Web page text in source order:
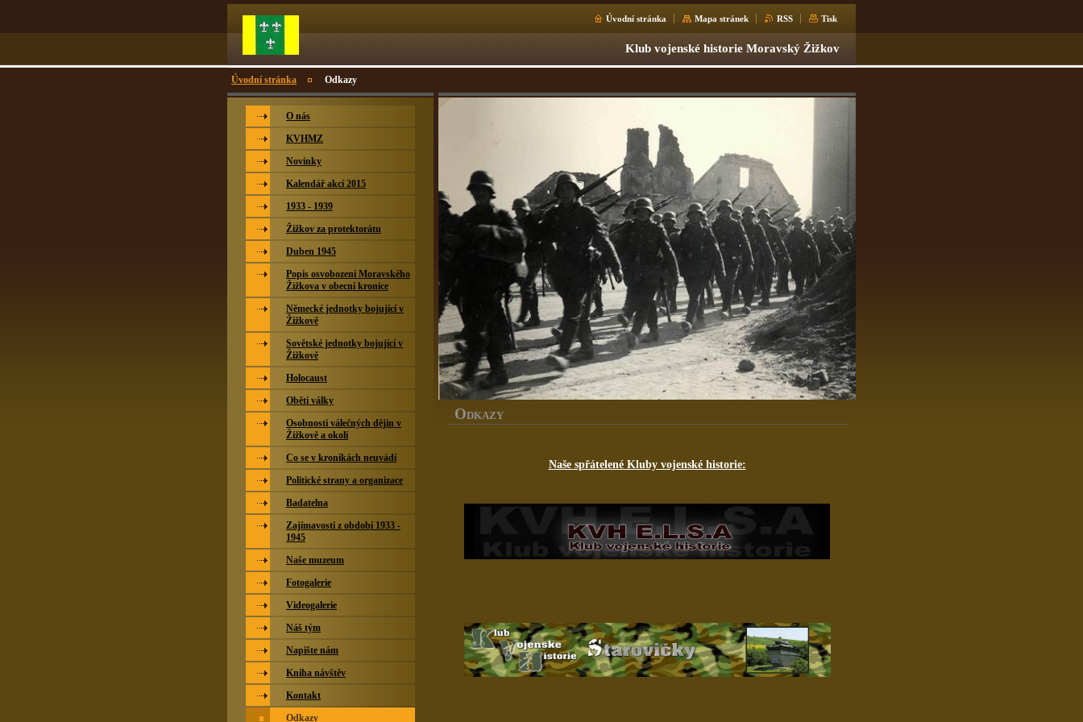
Úvodní stránka Mapa stránek RSS Tisk
Klub vojenské historie Moravský Žižkov
Úvodní stránka Odkazy
ODKAZY
Naše spřátelené Kluby vojenské historie:
O nás
KVHMZ
Novinky
Kalendář akcí 2015
1933 - 1939
Žižkov za protektorátu
Duben 1945
Popis osvobození Moravského
Žižkova v obecní kronice
Německé jednotky bojující v
Žižkově
Sovětské jednotky bojující v
Žižkově
Holocaust
Oběti války
Osobnosti válečných dějin v
Žižkově a okolí
Co se v kronikách neuvádí
Politické strany a organizace
Badatelna
Zajímavosti z období 1933 -
1945
Naše muzeum
Fotogalerie
Videogalerie
Náš tým
Napište nám
Kniha návštěv
Kontakt
Odkazy